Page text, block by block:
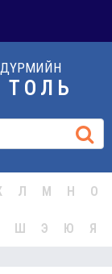
ДҮРМИЙН
Л М Н О
Ш Э Ю Я